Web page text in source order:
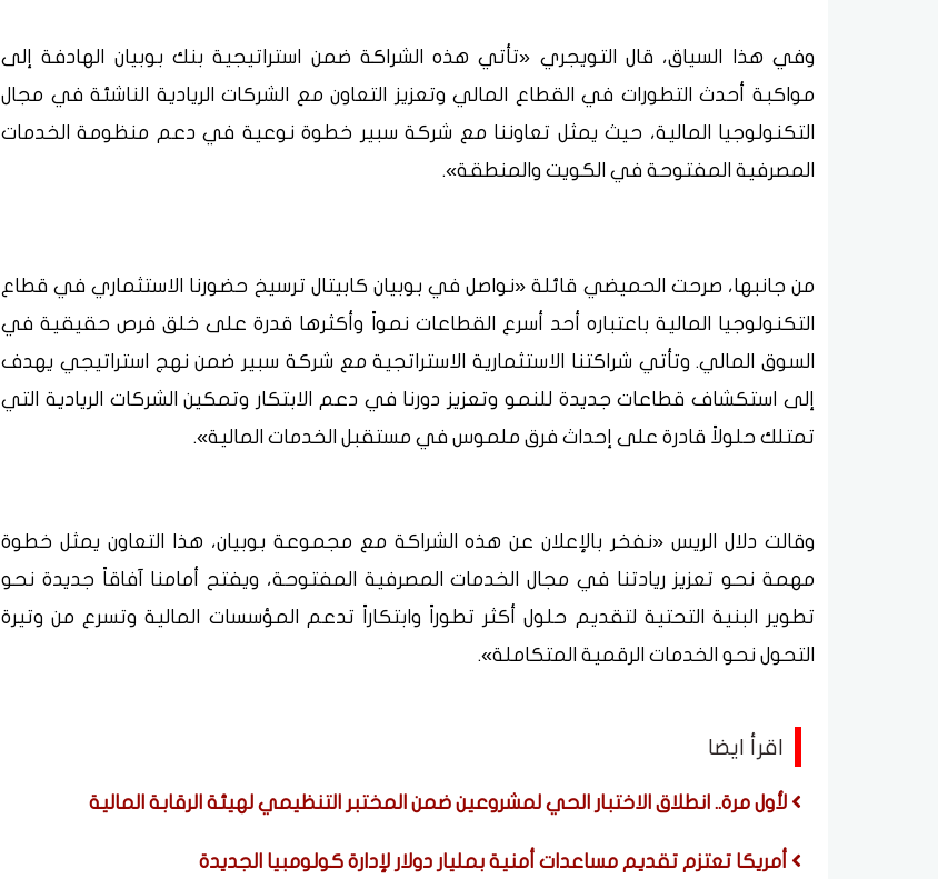
وفي هذا السياق، قال التويجري «تأتي هذه الشراكة ضمن استراتيجية بنك بوبيان الهادفة إلى
مواكبة أحدث التطورات في القطاع المالي وتعزيز التعاون مع الشركات الريادية الناشئة في مجال
التكنولوجيا المالية، حيث يمثل تعاوننا مع شركة سبير خطوة نوعية في دعم منظومة الخدمات
المصرفية المفتوحة في الكويت والمنطقة».
من جانبها، صرحت الحميضي قائلة «نواصل في بوبيان كابيتال ترسيخ حضورنا الاستثماري في قطاع
التكنولوجيا المالية باعتباره أحد أسرع القطاعات نمواً وأكثرها قدرة على خلق فرص حقيقية في
السوق المالي. وتأتي شراكتنا الاستثمارية الاستراتجية مع شركة سبير ضمن نهج استراتيجي يهدف
إلى استكشاف قطاعات جديدة للنمو وتعزيز دورنا في دعم الابتكار وتمكين الشركات الريادية التي
تمتلك حلولاً قادرة على إحداث فرق ملموس في مستقبل الخدمات المالية».
وقالت دلال الريس «نفخر بالإعلان عن هذه الشراكة مع مجموعة بوبيان، هذا التعاون يمثل خطوة
مهمة نحو تعزيز ريادتنا في مجال الخدمات المصرفية المفتوحة، ويفتح أمامنا آفاقاً جديدة نحو
تطوير البنية التحتية لتقديم حلول أكثر تطوراً وابتكاراً تدعم المؤسسات المالية وتسرع من وتيرة
التحول نحو الخدمات الرقمية المتكاملة».
اقرأ ايضا
لأول مرة.. انطلاق الاختبار الحي لمشروعين ضمن المختبر التنظيمي لهيئة الرقابة المالية
أمريكا تعتزم تقديم مساعدات أمنية بمليار دولار لإدارة كولومبيا الجديدة